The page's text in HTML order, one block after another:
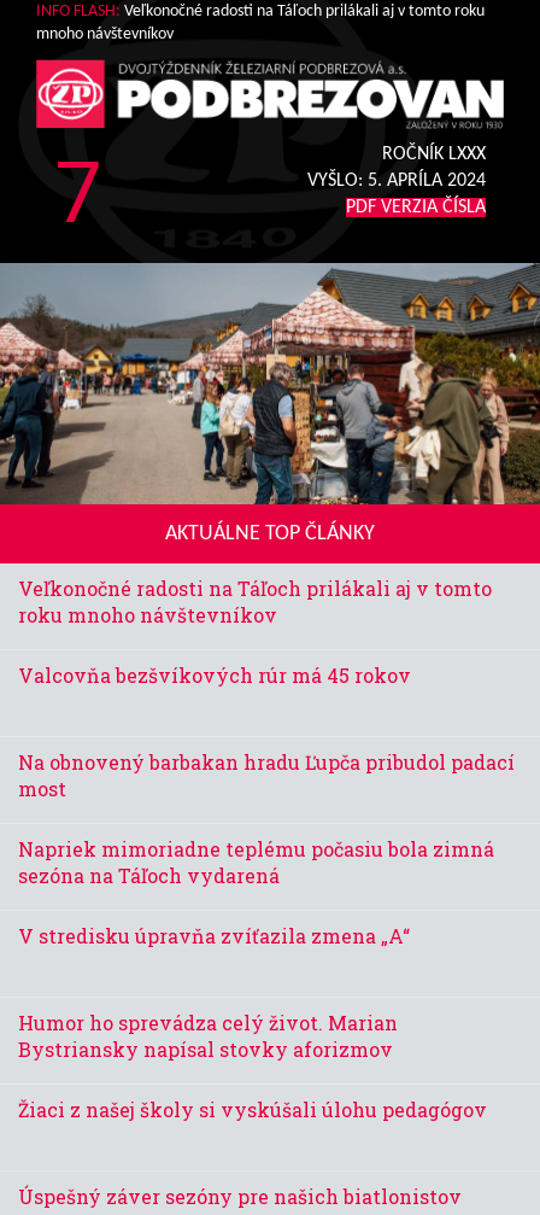
INFO FLASH: Veľkonočné radosti na Táľoch prilákali aj v tomto roku
mnoho návštevníkov
7
ROČNÍK LXXX
VYŠLO: 5. APRÍLA 2024
PDF VERZIA ČÍSLA
AKTUÁLNE TOP ČLÁNKY
Veľkonočné radosti na Táľoch prilákali aj v tomto
roku mnoho návštevníkov
Valcovňa bezšvíkových rúr má 45 rokov
Na obnovený barbakan hradu Ľupča pribudol padací
most
Napriek mimoriadne teplému počasiu bola zimná
sezóna na Táľoch vydarená
V stredisku úpravňa zvíťazila zmena „A“
Humor ho sprevádza celý život. Marian
Bystriansky napísal stovky aforizmov
Žiaci z našej školy si vyskúšali úlohu pedagógov
Úspešný záver sezóny pre našich biatlonistov